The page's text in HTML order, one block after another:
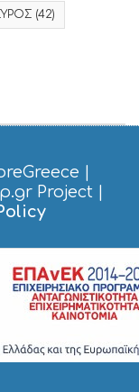
(42)
Project|